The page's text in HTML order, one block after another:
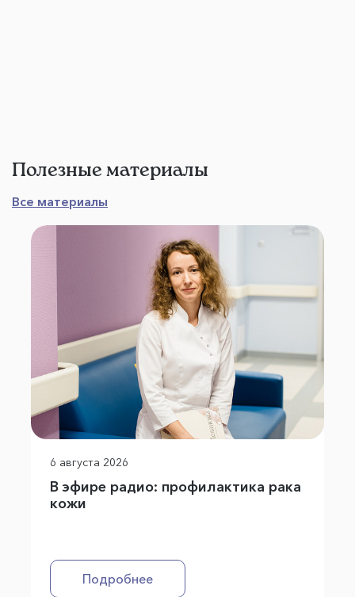
Полезные материалы
Все материалы
6 августа 2026
В эфире радио: профилактика рака
кожи
Подробнее